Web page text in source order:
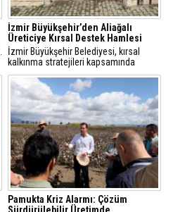
İzmir Büyükşehir’den Aliağalı
Üreticiye Kırsal Destek Hamlesi
İzmir Büyükşehir Belediyesi, kırsal
kalkınma stratejileri kapsamında
Aliağa’daki küçük ölçekli hayvancılık
işletmelerine yönelik ekipman ve hijyen
desteği sağladı.
Pamukta Kriz Alarmı: Çözüm